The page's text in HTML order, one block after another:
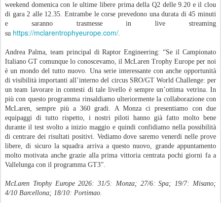
weekend domenica con le ultime libere prima della Q2 delle 9.20 e il clou
di gara 2 alle 12.35. Entrambe le corse prevedono una durata di 45 minuti
e saranno trasmesse in live streaming
su https://mclarentrophyeurope.com/
Andrea Palma, team principal di Raptor Engineering: “Se il Campionato
Italiano GT comunque lo conoscevamo, il McLaren Trophy Europe per noi
è un mondo del tutto nuovo. Una serie interessante con anche opportunità
di visibilità importanti all’interno del circus SRO/GT World Challenge: per
un team lavorare in contesti di tale livello è sempre un’ottima vetrina. In
più con questo programma rinsaldiamo ulteriormente la collaborazione con
McLaren, sempre più a 360 gradi. A Monza ci presentiamo con due
equipaggi di tutto rispetto, i nostri piloti hanno già fatto molto bene
durante il test svolto a inizio maggio e quindi confidiamo nella possibilità
di centrare dei risultati positivi. Vediamo dove saremo venerdì nelle prove
libere, di sicuro la squadra arriva a questo nuovo, grande appuntamento
molto motivata anche grazie alla prima vittoria centrata pochi giorni fa a
Vallelunga con il programma GT3”.
McLaren Trophy Europe 2026: 31/5: Monza; 27/6: Spa; 19/7: Misano;
4/10 Barcellona; 18/10: Portimao.